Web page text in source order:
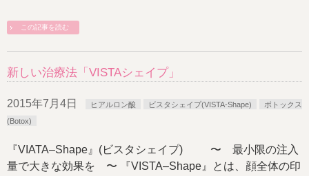
この記事を読む
新しい治療法「VISTAシェイプ」
2015年7月4日 ヒアルロン酸 ビスタシェイプ(VISTA-Shape)
ボトックス
(Botox)
『VIATA–Shape』(ビスタシェイプ) 〜 最小限の注入
量で大きな効果を 〜 『VISTA–Shape』とは、顔全体の印